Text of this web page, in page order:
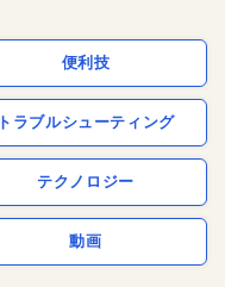
便利技
トラブルシューティング
テクノロジー
動画